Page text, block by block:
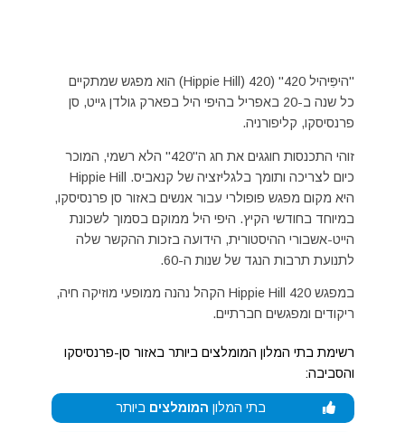
"היפִּיהיל 420" (420 (Hippie Hill) הוא מפגש שמתקיים
כל שנה ב-20 באפריל בהיפי היל בפארק גולדן גייט, סן
פרנסיסקו, קליפורניה.
זוהי התכנסות חוגגים את חג ה"420" הלא רשמי, המוכר
כיום לצריכה ותומך בלגליזציה של קנאביס. Hippie Hill
היא מקום מפגש פופולרי עבור אנשים באזור סן פרנסיסקו,
במיוחד בחודשי הקיץ. היפי היל ממוקם בסמוך לשכונת
הייט-אשבורי ההיסטורית, הידועה בזכות ההקשר שלה
לתנועת תרבות הנגד של שנות ה-60.
במפגש 420 Hippie Hill הקהל נהנה ממופעי מוזיקה חיה,
ריקודים ומפגשים חברתיים.
רשימת בתי המלון המומלצים ביותר באזור סן-פרנסיסקו
והסביבה:
בתי המלון המומלצים ביותר